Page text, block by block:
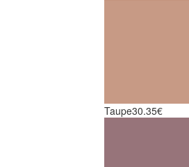
Taupe30.35€